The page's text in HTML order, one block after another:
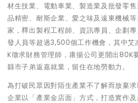
材生技業、電動車業、製造業及批發零
品精密、耐斯企業、愛之味及遠東機械
家，釋出製程工程師、資訊專員、企劃
發人員等超過3,500個工作機會，其中
K徵求財務管理師，康揚公司更開出80K
縣市子弟返嘉就業，留住在地勞動力。
為打破民眾因對陌生產業不了解而放棄
企業以「產業金店面」方式，打造實作